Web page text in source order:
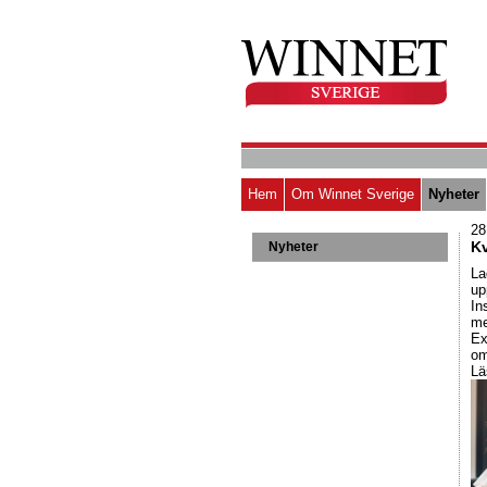
Hem Om Winnet Sverige Nyheter
Nyheter